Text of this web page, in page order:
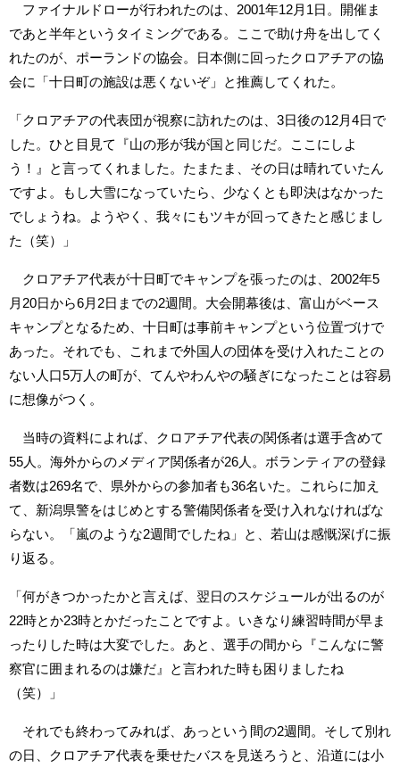
ファイナルドローが行われたのは、2001年12月1日。開催ま
であと半年というタイミングである。ここで助け舟を出してく
れたのが、ポーランドの協会。日本側に回ったクロアチアの協
会に「十日町の施設は悪くないぞ」と推薦してくれた。
「クロアチアの代表団が視察に訪れたのは、3日後の12月4日で
した。ひと目見て『山の形が我が国と同じだ。ここにしよ
う！』と言ってくれました。たまたま、その日は晴れていたん
ですよ。もし大雪になっていたら、少なくとも即決はなかった
でしょうね。ようやく、我々にもツキが回ってきたと感じまし
た（笑）」
クロアチア代表が十日町でキャンプを張ったのは、2002年5
月20日から6月2日までの2週間。大会開幕後は、富山がベース
キャンプとなるため、十日町は事前キャンプという位置づけで
あった。それでも、これまで外国人の団体を受け入れたことの
ない人口5万人の町が、てんやわんやの騒ぎになったことは容易
に想像がつく。
当時の資料によれば、クロアチア代表の関係者は選手含めて
55人。海外からのメディア関係者が26人。ボランティアの登録
者数は269名で、県外からの参加者も36名いた。これらに加え
て、新潟県警をはじめとする警備関係者を受け入れなければな
らない。「嵐のような2週間でしたね」と、若山は感慨深げに振
り返る。
「何がきつかったかと言えば、翌日のスケジュールが出るのが
22時とか23時とかだったことですよ。いきなり練習時間が早ま
ったりした時は大変でした。あと、選手の間から『こんなに警
察官に囲まれるのは嫌だ』と言われた時も困りましたね
（笑）」
それでも終わってみれば、あっという間の2週間。そして別れ
の日、クロアチア代表を乗せたバスを見送ろうと、沿道には小